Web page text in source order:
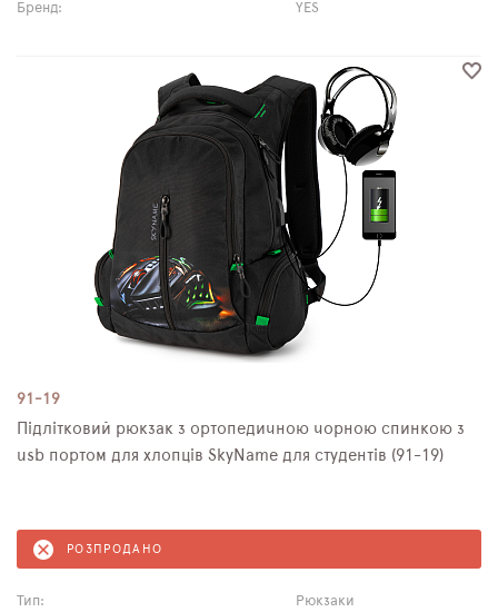
Бренд:
YES
91-19
Підлітковий рюкзак з ортопедичною чорною спинкою з
usb портом для хлопців SkyName для студентів (91-19)
РОЗПРОДАНО
Тип:
Рюкзаки